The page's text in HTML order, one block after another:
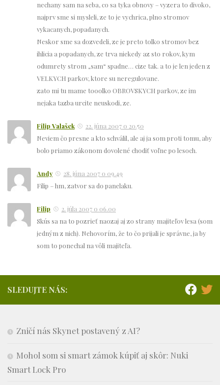
nechany sam na seba, co sa tyka obnovy – vyzera to divoko,
najprv sme si mysleli, ze to je vychrica, plno stromov
vykacanych, popadanych.
Neskor sme sa dozvedeli, ze je preto tolko stromov bez
ihlicia a popadanych, ze trva niekedy az sto rokov, kym
odumrety strom „sam“ spadne… cize tak. a to je len jeden z
VELKYCH parkov, ktore su neregulovane.
zato mi tu mame tooolko OBROVSKYCH parkov, ze im
nejaka tazba urcite neuskodi, ze.
Filip Valašek
22. júna 2007 o 20.50
Neviem čo presne a kto schválil, ale aj ja som proti tomu, aby
bolo priamo zákonom dovolené chodiť voľne po lesoch.
Andy
28. júna 2007 o 09.49
Filip – hm, zatvor sa do panelaku.
Filip
2. júla 2007 o 06.00
Skús sa na to pozrieť naozaj aj zo strany majiteľov lesa (som
jedným z nich). Nehovorím, že to čo prijali je správne, ja by
som to ponechal na vôli majiteľa.
SLEDUJTE NÁS:
Zničí nás Skynet postavený z AI?
Mohol som si smart zámok kúpiť aj skôr: Nuki
Smart Lock Pro